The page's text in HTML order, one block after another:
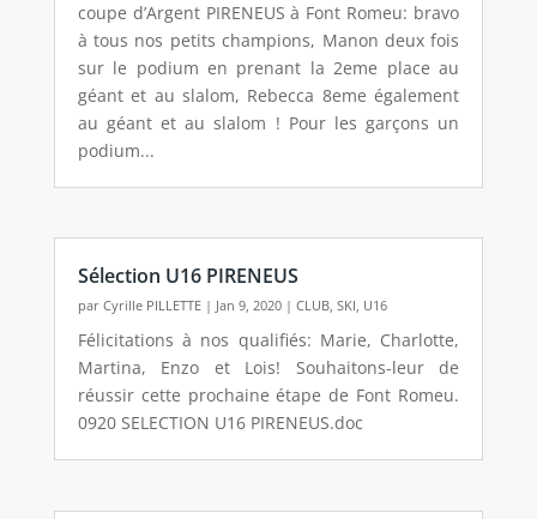
coupe d’Argent PIRENEUS à Font Romeu: bravo
à tous nos petits champions, Manon deux fois
sur le podium en prenant la 2eme place au
géant et au slalom, Rebecca 8eme également
au géant et au slalom ! Pour les garçons un
podium...
Sélection U16 PIRENEUS
par Cyrille PILLETTE| Jan 9, 2020| CLUB, SKI, U16
Félicitations à nos qualifiés: Marie, Charlotte,
Martina, Enzo et Lois! Souhaitons-leur de
réussir cette prochaine étape de Font Romeu.
0920 SELECTION U16 PIRENEUS.doc